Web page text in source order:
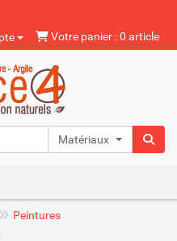
Votre panier : 0 article
Matériaux naturels
Peintures